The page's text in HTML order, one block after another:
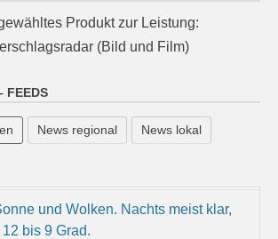
FEEDS
News regional News lokal
und Wolken. Nachts meist klar,
bis 9 Grad.